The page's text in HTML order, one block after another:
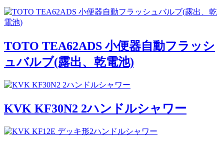
TOTO TEA62ADS 小便器自動フラッシ
ュバルブ(露出、乾電池)
KVK KF30N2 2ハンドルシャワー